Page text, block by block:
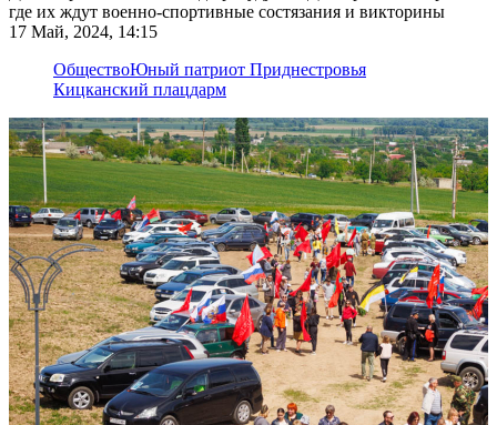
где их ждут военно-спортивные состязания и викторины
17 Май, 2024, 14:15
ОбществоЮный патриот Приднестровья
Кицканский плацдарм